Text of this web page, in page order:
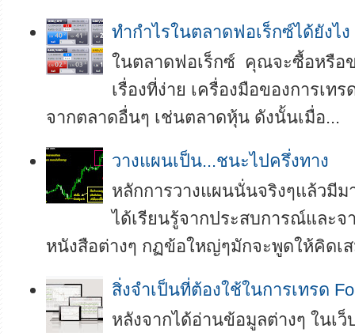
ทำกำไรในตลาดฟอเร็กซ์ได้ยังไง
ในตลาดฟอเร็กซ์ คุณจะซื้อหรือ
เรื่องที่ง่าย เครื่องมือของการเท
จากตลาดอื่นๆ เช่นตลาดหุ้น ดังนั้นเมื่อ...
วางแผนเป็น...ชนะไปครึ่งทาง
หลักการวางแผนนั่นจริงๆแล้วมีม
ได้เรียนรู้จากประสบการณ์และจ
หนังสือต่างๆ กฏข้อใหญ่ๆมักจะพูดให้คิดเส
สิ่งจำเป็นที่ต้องใช้ในการเทรด
หลังจากได้อ่านข้อมูลต่างๆ ในเว็